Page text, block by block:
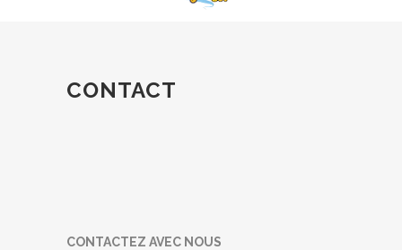
CONTACT
CONTACTEZ AVEC NOUS